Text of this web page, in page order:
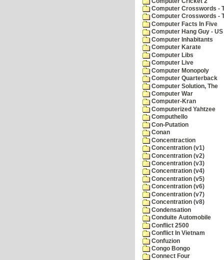
Computer Crosswords -
Computer Crosswords -
Computer Facts In Five
Computer Hang Guy -
Computer Inhabitants
Computer Karate
Computer Libs
Computer Live
Computer Monopoly
Computer Quarterback
Computer Solution, The
Computer War
Computer-Kran
Computerized Yahtzee
Computhello
Con-Putation
Conan
Concentraction
Concentration (v1)
Concentration (v2)
Concentration (v3)
Concentration (v4)
Concentration (v5)
Concentration (v6)
Concentration (v7)
Concentration (v8)
Condensation
Conduite Automobile
Conflict 2500
Conflict In Vietnam
Confuzion
Congo Bongo
Connect Four